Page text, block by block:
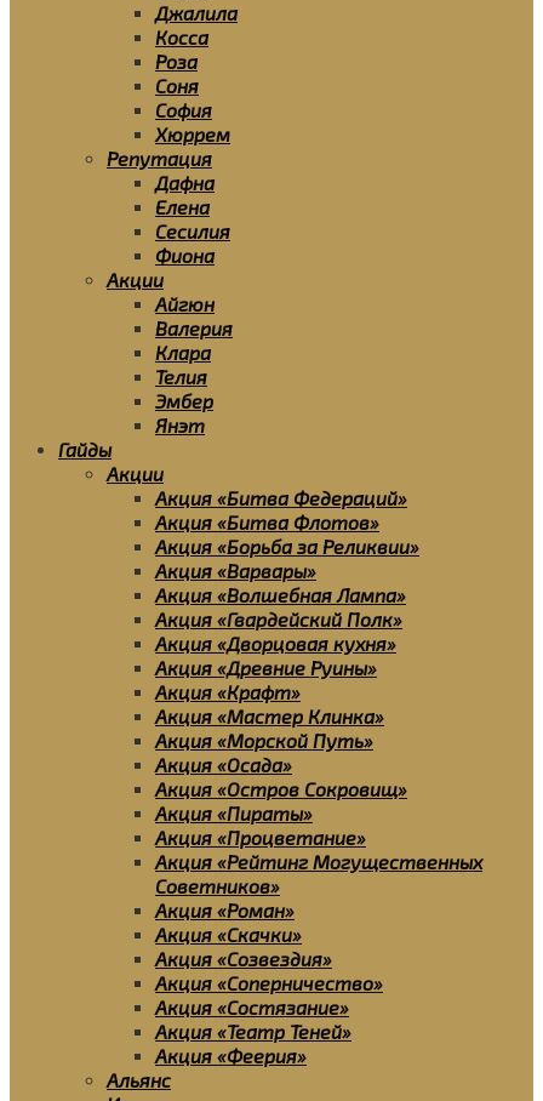
Джалила
Косса
Роза
Соня
София
Хюррем
Репутация
Дафна
Елена
Сесилия
Фиона
Акции
Айгюн
Валерия
Клара
Телия
Эмбер
Янэт
Гайды
Акции
Акция «Битва Федераций»
Акция «Битва Флотов»
Акция «Борьба за Реликвии»
Акция «Варвары»
Акция «Волшебная Лампа»
Акция «Гвардейский Полк»
Акция «Дворцовая кухня»
Акция «Древние Руины»
Акция «Крафт»
Акция «Мастер Клинка»
Акция «Морской Путь»
Акция «Осада»
Акция «Остров Сокровищ»
Акция «Пираты»
Акция «Процветание»
Акция «Рейтинг Могущественных
Советников»
Акция «Роман»
Акция «Скачки»
Акция «Созвездия»
Акция «Соперничество»
Акция «Состязание»
Акция «Театр Теней»
Акция «Феерия»
Альянс